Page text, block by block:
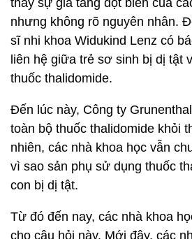
thấy sự gia tăng đột biến của
nhưng không rõ nguyên nhân.
sĩ nhi khoa Widukind Lenz có
liên hệ giữa trẻ sơ sinh bị dị tật
thuốc thalidomide.
Đến lúc này, Công ty
toàn bộ thuốc thalidomide khỏi
nhiên, các nhà khoa học vẫn
vì sao sản phụ sử dụng thuốc
con bị dị tật.
Từ đó đến nay, các nhà khoa
cho câu hỏi này. Mới đây, các